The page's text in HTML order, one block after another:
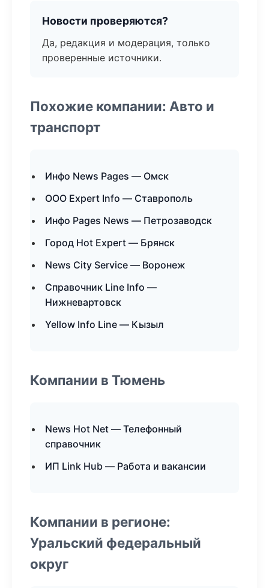
Новости проверяются?
Да, редакция и модерация, только
проверенные источники.
Похожие компании: Авто и
транспорт
Инфо News Pages — Омск
ООО Expert Info — Ставрополь
Инфо Pages News — Петрозаводск
Город Hot Expert — Брянск
News City Service — Воронеж
Справочник Line Info —
Нижневартовск
Yellow Info Line — Кызыл
Компании в Тюмень
News Hot Net — Телефонный
справочник
ИП Link Hub — Работа и вакансии
Компании в регионе:
Уральский федеральный
округ